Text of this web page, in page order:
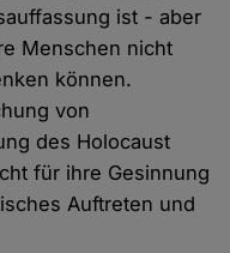
ist - aber
Menschen nicht
können.
von
des Holocaust
für ihre Gesinnung
Auftreten und